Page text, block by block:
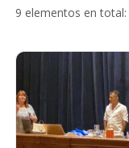
9 elementos en total: